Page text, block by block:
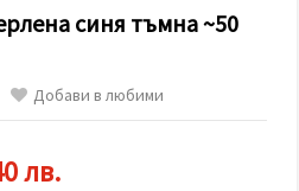
синя тъмна ~50
Добави в любими
лв.